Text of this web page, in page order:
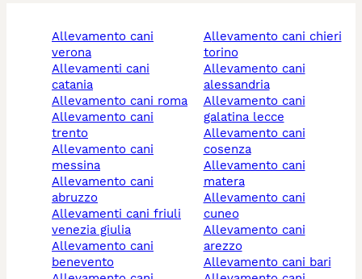
allevamento cani
verona
allevamenti cani
catania
allevamento cani roma
allevamento cani
trento
allevamento cani
messina
allevamento cani
abruzzo
allevamenti cani friuli
venezia giulia
allevamento cani
benevento
allevamento cani chieri
torino
allevamento cani
alessandria
allevamento cani
galatina lecce
allevamento cani
cosenza
allevamento cani
matera
allevamento cani
cuneo
allevamento cani
arezzo
allevamento cani bari